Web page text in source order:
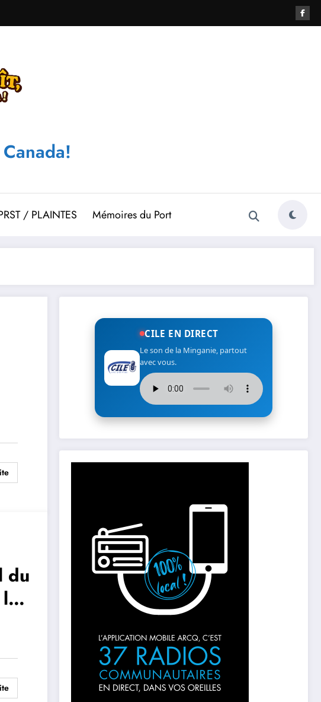
/ PLAINTES Mémoires du Port
du
CILE EN DIRECT
Le son de la Minganie, partout
avec vous.